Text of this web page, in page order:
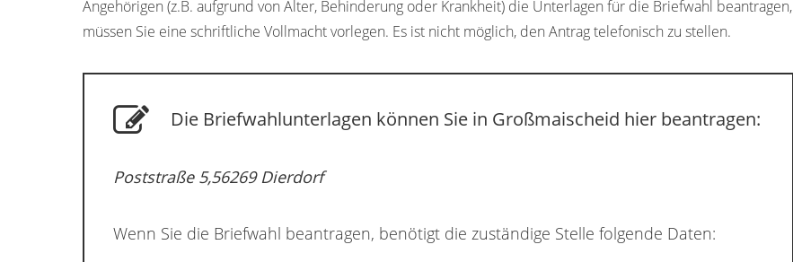
Angehörigen (z.B. aufgrund von Alter, Behinderung oder Krankheit) die Unterlagen für die Briefwahl beantragen,
müssen Sie eine schriftliche Vollmacht vorlegen. Es ist nicht möglich, den Antrag telefonisch zu stellen.
Die Briefwahlunterlagen können Sie in Großmaischeid hier beantragen:
Poststraße 5,56269 Dierdorf
Wenn Sie die Briefwahl beantragen, benötigt die zuständige Stelle folgende Daten: